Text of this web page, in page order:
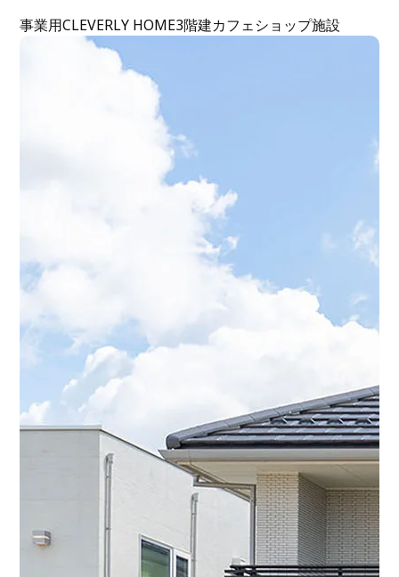
事業用CLEVERLY HOME3階建カフェショップ施設